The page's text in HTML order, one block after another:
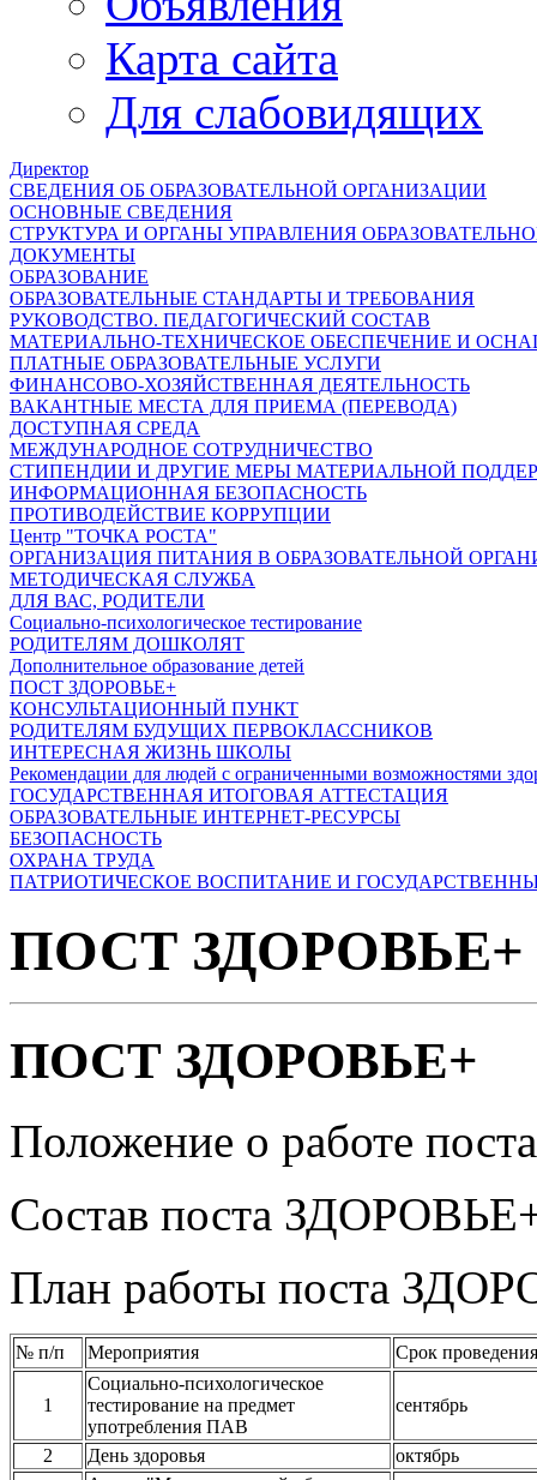
Карта сайта
Для слабовидящих
Директор
СВЕДЕНИЯ ОБ ОБРАЗОВАТЕЛЬНОЙ ОРГАНИЗАЦИИ
ОСНОВНЫЕ СВЕДЕНИЯ
СТРУКТУРА И ОРГАНЫ УПРАВЛЕНИЯ
ДОКУМЕНТЫ
ОБРАЗОВАНИЕ
ОБРАЗОВАТЕЛЬНЫЕ СТАНДАРТЫ И ТРЕБОВАНИЯ
РУКОВОДСТВО. ПЕДАГОГИЧЕСКИЙ СОСТАВ
МАТЕРИАЛЬНО-ТЕХНИЧЕСКОЕ ОБЕСПЕЧЕНИЕ И
ПЛАТНЫЕ ОБРАЗОВАТЕЛЬНЫЕ УСЛУГИ
ФИНАНСОВО-ХОЗЯЙСТВЕННАЯ ДЕЯТЕЛЬНОСТЬ
ВАКАНТНЫЕ МЕСТА ДЛЯ ПРИЕМА (ПЕРЕВОДА)
ДОСТУПНАЯ СРЕДА
МЕЖДУНАРОДНОЕ СОТРУДНИЧЕСТВО
СТИПЕНДИИ И ДРУГИЕ МЕРЫ МАТЕРИАЛЬНОЙ
ИНФОРМАЦИОННАЯ БЕЗОПАСНОСТЬ
ПРОТИВОДЕЙСТВИЕ КОРРУПЦИИ
Центр "ТОЧКА РОСТА"
ОРГАНИЗАЦИЯ ПИТАНИЯ В ОБРАЗОВАТЕЛЬНОЙ
МЕТОДИЧЕСКАЯ СЛУЖБА
ДЛЯ ВАС, РОДИТЕЛИ
Социально-психологическое тестирование
РОДИТЕЛЯМ ДОШКОЛЯТ
Дополнительное образование детей
ПОСТ ЗДОРОВЬЕ+
КОНСУЛЬТАЦИОННЫЙ ПУНКТ
РОДИТЕЛЯМ БУДУЩИХ ПЕРВОКЛАССНИКОВ
ИНТЕРЕСНАЯ ЖИЗНЬ ШКОЛЫ
Рекомендации для людей с ограниченными возможностями
ГОСУДАРСТВЕННАЯ ИТОГОВАЯ АТТЕСТАЦИЯ
ОБРАЗОВАТЕЛЬНЫЕ ИНТЕРНЕТ-РЕСУРСЫ
БЕЗОПАСНОСТЬ
ОХРАНА ТРУДА
ПАТРИОТИЧЕСКОЕ ВОСПИТАНИЕ И
ПОСТ ЗДОРОВЬЕ+
ПОСТ ЗДОРОВЬЕ+
Положение о работе
Состав поста
План работы поста
№ п/п Мероприятия Срок
1
Социально-психологическое
тестирование на предмет
употребления ПАВ
сентябрь
2 День здоровья
октябрь